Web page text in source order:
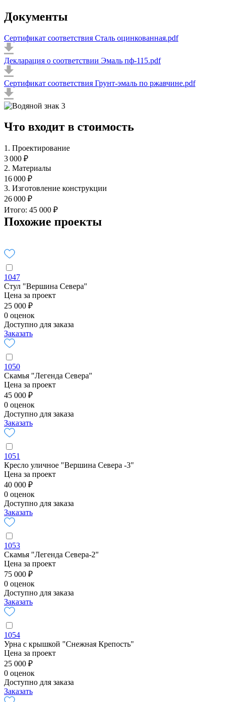
Документы
Сертификат соответствия Сталь оцинкованная.pdf
Декларация о соответствии Эмаль пф-115.pdf
Сертификат соответствия Грунт-эмаль по ржавчине.pdf
Что входит в стоимость
1. Проектирование
3 000 ₽
2. Материалы
16 000 ₽
3. Изготовление конструкции
26 000 ₽
Итого: 45 000 ₽
Похожие проекты
1047
Стул "Вершина Севера"
Цена за проект
25 000 ₽
0 оценок
Доступно для заказа
Заказать
1050
Скамья "Легенда Севера"
Цена за проект
45 000 ₽
0 оценок
Доступно для заказа
Заказать
1051
Кресло уличное "Вершина Севера -3"
Цена за проект
40 000 ₽
0 оценок
Доступно для заказа
Заказать
1053
Скамья "Легенда Севера-2"
Цена за проект
75 000 ₽
0 оценок
Доступно для заказа
Заказать
1054
Урна с крышкой "Снежная Крепость"
Цена за проект
25 000 ₽
0 оценок
Доступно для заказа
Заказать